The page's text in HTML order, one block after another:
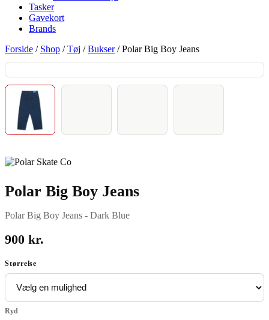
Tasker
Gavekort
Brands
Forside / Shop /Tøj /Bukser/ Polar Big Boy Jeans
Polar Big Boy Jeans
Polar Big Boy Jeans - Dark Blue
900 kr.
Størrelse
Ryd